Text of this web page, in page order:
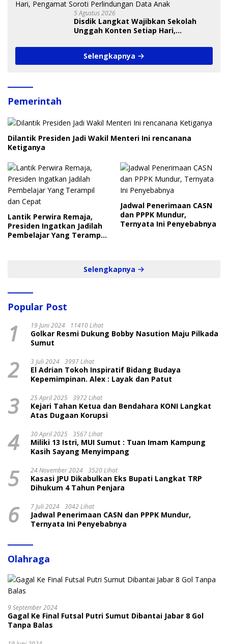
5 Agustus 2026
Disdik Langkat Wajibkan Sekolah
Unggah Konten Setiap Hari,
Anak
Selengkapnya
Pemerintah
Dilantik Presiden Jadi Wakil Menteri Ini rencanana
Ketiganya
Lantik Perwira Remaja,
Presiden Ingatkan Jadilah
Pembelajar Yang Terampil
Jadwal Penerimaan CASN
dan PPPK Mundur,
Ternyata Ini Penyebabnya
Selengkapnya
Popular Post
1 19 Juni 2024 11410 Lihat
Golkar Resmi Dukung Bobby Nasution Maju Pilkada
Sumut
2 3 Juli 2024 3997 Lihat
El Adrian Tokoh Inspiratif Bidang Budaya
Kepemimpinan. Alex : Layak dan Patut
3 25 April 2025 3972 Lihat
Kejari Tahan Ketua dan Bendahara KONI Langkat
Atas Dugaan Korupsi
4 30 April 2025 3567 Lihat
Miliki 13 Istri, MUI Sumut : Tuan Imam Kampung
Kasih Sayang Menyimpang
5 24 November 2024 3520 Lihat
Kasasi JPU Dikabulkan Eks Bupati Langkat TRP
Dihukum 4 Tahun Penjara
6 7 Juli 2024 3042 Lihat
Jadwal Penerimaan CASN dan PPPK Mundur,
Ternyata Ini Penyebabnya
Olahraga
9 September 2024
Gagal Ke Final Futsal Putri Sumut Dibantai Jabar 8 Gol
Tanpa Balas